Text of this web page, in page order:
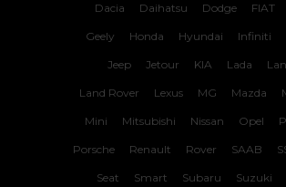
Dacia Daihatsu Dodge FIAT
Geely Honda Hyundai Infiniti
Jeep Jetour KIA Lada
Land Rover Lexus MG Mazda
Mini Mitsubishi Nissan Opel
Porsche Renault Rover SAAB
Seat Smart Subaru Suzuki